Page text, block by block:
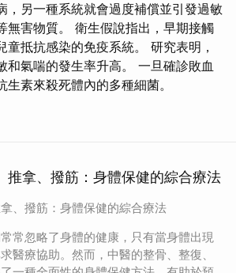
，另一種系統就會過度補償並引發過敏
無害物質。 衛生假說指出，早期接觸
童抵抗感染的免疫系統。 研究表明，
和氣喘的發生率升高。 一旦確診敗血
素來殺死體內的多種細菌。
推拿、撥筋：身體保健的綜合療法
、撥筋：身體保健的綜合療法
常忽略了身體的健康，只有當身體出現
醫療協助。然而，中醫的整骨、整復、